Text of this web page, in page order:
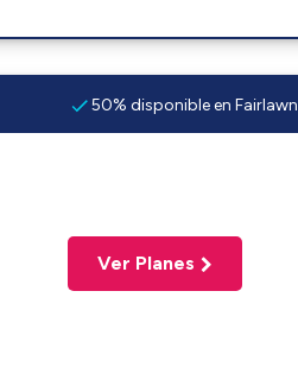
50% disponible en Fairlawn
Ver Planes